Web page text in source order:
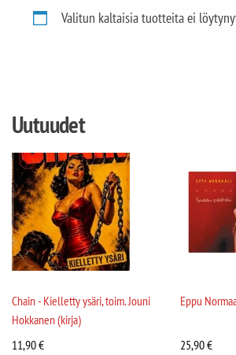
Valitun kaltaisia tuotteita ei
Uutuudet
Chain - Kielletty ysäri, toim. Jouni
Hokkanen (kirja)
11,90€
Eppu
25,90€